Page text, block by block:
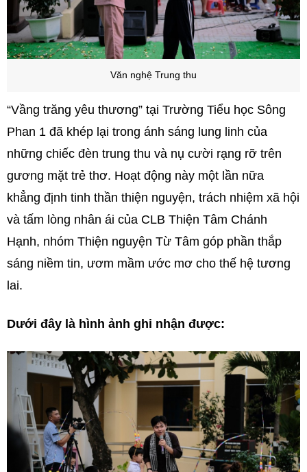
Văn nghệ Trung thu
“Vầng trăng yêu thương” tại Trường Tiểu học Sông
Phan 1 đã khép lại trong ánh sáng lung linh của
những chiếc đèn trung thu và nụ cười rạng rỡ trên
gương mặt trẻ thơ. Hoạt động này một lần nữa
khẳng định tinh thần thiện nguyện, trách nhiệm xã hội
và tấm lòng nhân ái của CLB Thiện Tâm Chánh
Hạnh, nhóm Thiện nguyện Từ Tâm góp phần thắp
sáng niềm tin, ươm mầm ước mơ cho thế hệ tương
lai.
Dưới đây là hình ảnh ghi nhận được: